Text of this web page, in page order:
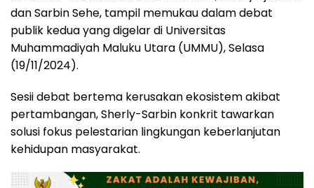
dan Sarbin Sehe, tampil memukau dalam debat
publik kedua yang digelar di Universitas
Muhammadiyah Maluku Utara (UMMU), Selasa
(19/11/2024).
Sesii debat bertema kerusakan ekosistem akibat
pertambangan, Sherly-Sarbin konkrit tawarkan
solusi fokus pelestarian lingkungan keberlanjutan
kehidupan masyarakat.